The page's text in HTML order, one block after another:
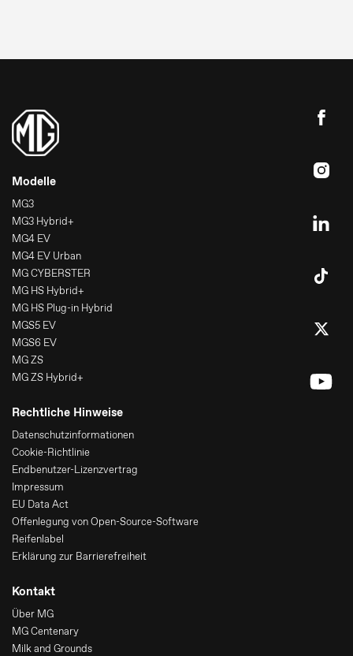
Modelle
MG3
MG3 Hybrid+
MG4 EV
MG4 EV Urban
MG CYBERSTER
MG HS Hybrid+
MG HS Plug-in Hybrid
MGS5 EV
MGS6 EV
MG ZS
MG ZS Hybrid+
Rechtliche Hinweise
Datenschutzinformationen
Cookie-Richtlinie
Endbenutzer-Lizenzvertrag
Impressum
EU Data Act
Offenlegung von Open-Source-Software
Reifenlabel
Erklärung zur Barrierefreiheit
Kontakt
Über MG
MG Centenary
Milk and Grounds